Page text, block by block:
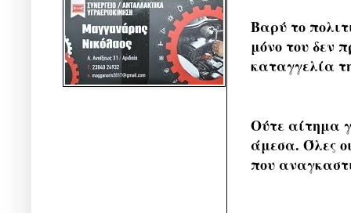
Βαρύ το
μόνο του δεν
καταγγελία
Ούτε αίτημα
άμεσα. Όλες
που